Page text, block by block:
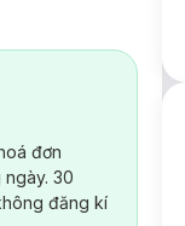
đơn
30
đăng kí